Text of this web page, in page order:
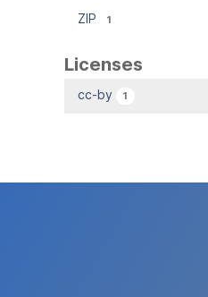
ZIP 1
Licenses
cc-by 1